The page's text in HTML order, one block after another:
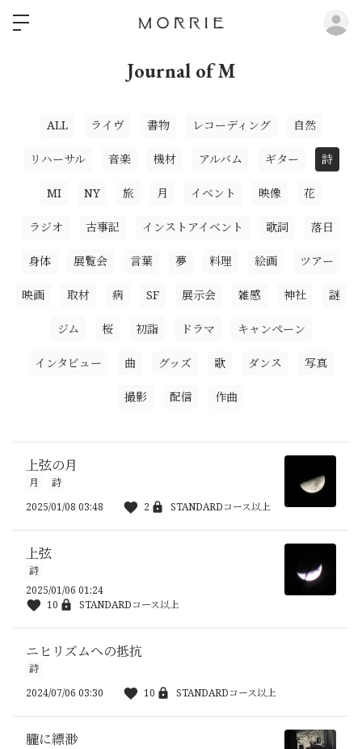
Journal of M
ALL ライヴ 書物 レコーディング 自然
リハーサル 音楽 機材 アルバム ギター 詩
MI NY 旅 月 イベント 映像 花
ラジオ 古事記 インストアイベント 歌詞 落日
身体 展覧会 言葉 夢 料理 絵画 ツアー
映画 取材 病 SF 展示会 雑感 神社 謎
ジム 桜 初詣 ドラマ キャンペーン
インタビュー 曲 グッズ 歌 ダンス 写真
撮影 配信 作曲
上弦の月
月
詩
2025/01/08 03:48
2 STANDARDコース以上
上弦
詩
2025/01/06 01:24
10
STANDARDコース以上
ニヒリズムへの抵抗
詩
2024/07/06 03:30
10 STANDARDコース以上
朧に縹渺